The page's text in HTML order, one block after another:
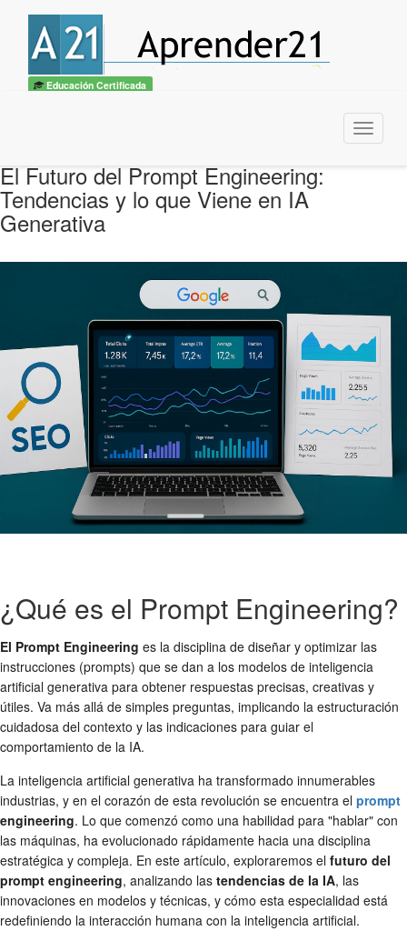
Educación Certificada
Menu
El Futuro del Prompt Engineering:
Tendencias y lo que Viene en IA
Generativa
¿Qué es el Prompt Engineering?
El Prompt Engineering es la disciplina de diseñar y optimizar las
instrucciones (prompts) que se dan a los modelos de inteligencia
artificial generativa para obtener respuestas precisas, creativas y
útiles. Va más allá de simples preguntas, implicando la estructuración
cuidadosa del contexto y las indicaciones para guiar el
comportamiento de la IA.
La inteligencia artificial generativa ha transformado innumerables
industrias, y en el corazón de esta revolución se encuentra el prompt
engineering. Lo que comenzó como una habilidad para "hablar" con
las máquinas, ha evolucionado rápidamente hacia una disciplina
estratégica y compleja. En este artículo, exploraremos el futuro del
prompt engineering, analizando las tendencias de la IA, las
innovaciones en modelos y técnicas, y cómo esta especialidad está
redefiniendo la interacción humana con la inteligencia artificial.